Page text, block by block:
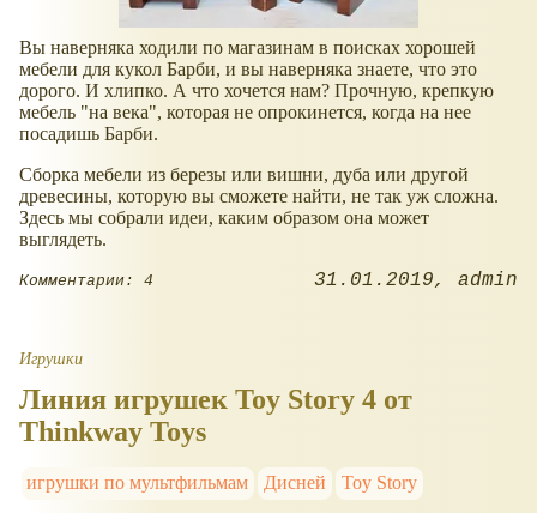
Вы наверняка ходили по магазинам в поисках хорошей
мебели для кукол Барби, и вы наверняка знаете, что это
дорого. И хлипко. А что хочется нам? Прочную, крепкую
мебель "на века", которая не опрокинется, когда на нее
посадишь Барби.
Сборка мебели из березы или вишни, дуба или другой
древесины, которую вы сможете найти, не так уж сложна.
Здесь мы собрали идеи, каким образом она может
выглядеть.
Комментарии: 4 31.01.2019 admin
Игрушки
Линия игрушек Toy Story 4 от
Thinkway Toys
игрушки по мультфильмам Дисней Toy Story